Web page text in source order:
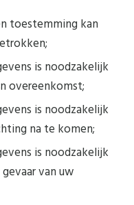
toestemming kan
is noodzakelijk
overeenkomst;
is noodzakelijk
na te komen;
is noodzakelijk
van uw